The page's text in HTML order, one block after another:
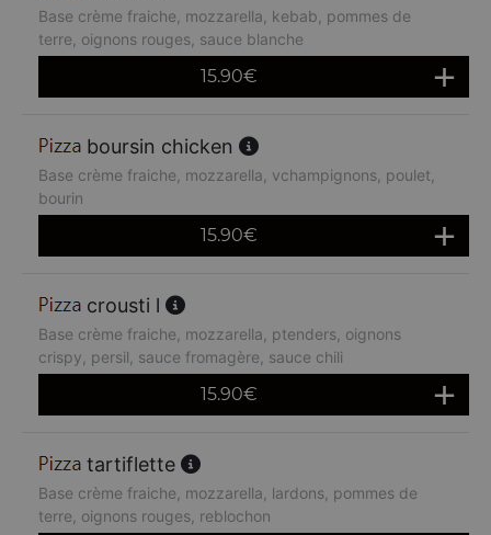
Base crème fraiche, mozzarella, kebab, pommes de
terre, oignons rouges, sauce blanche
15.90€
boursin chicken
Base crème fraiche, mozzarella, vchampignons, poulet,
bourin
15.90€
crousti l
Base crème fraiche, mozzarella, ptenders, oignons
crispy, persil, sauce fromagère, sauce chili
15.90€
tartiflette
Base crème fraiche, mozzarella, lardons, pommes de
terre, oignons rouges, reblochon